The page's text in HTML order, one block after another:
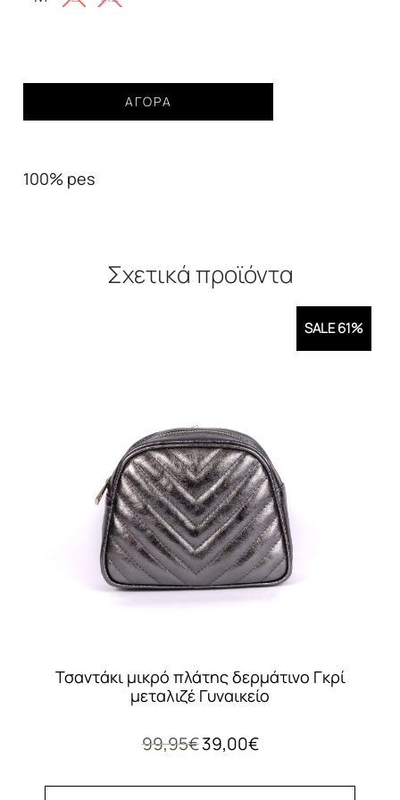
ΑΓΟΡΆ
100% pes
Σχετικά προϊόντα
SALE 61%
Τσαντάκι μικρό πλάτης δερμάτινο Γκρί
μεταλιζέ Γυναικείο
99,95€ Original
was:
39,00€Η
τιμή